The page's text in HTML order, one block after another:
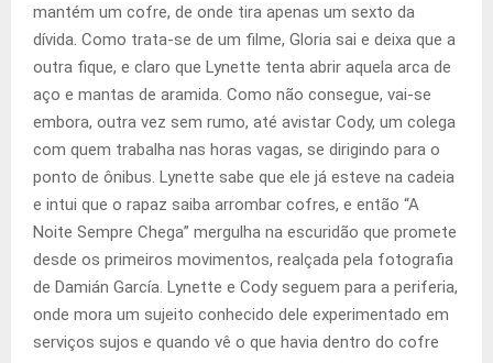
mantém um cofre, de onde tira apenas um sexto da
dívida. Como trata-se de um filme, Gloria sai e deixa que a
outra fique, e claro que Lynette tenta abrir aquela arca de
aço e mantas de aramida. Como não consegue, vai-se
embora, outra vez sem rumo, até avistar Cody, um colega
com quem trabalha nas horas vagas, se dirigindo para o
ponto de ônibus. Lynette sabe que ele já esteve na cadeia
e intui que o rapaz saiba arrombar cofres, e então “A
Noite Sempre Chega” mergulha na escuridão que promete
desde os primeiros movimentos, realçada pela fotografia
de Damián García. Lynette e Cody seguem para a periferia,
onde mora um sujeito conhecido dele experimentado em
serviços sujos e quando vê o que havia dentro do cofre